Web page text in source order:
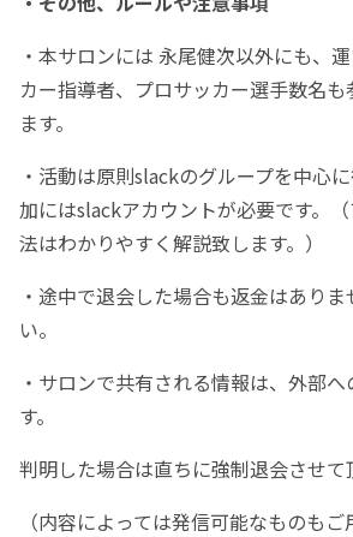
・本サロンには 永尾健次以外にも、
カー指導者、プロサッカー選手数名
ます。
・活動は原則slackのグループを中心
加にはslackアカウントが必要です。
法はわかりやすく解説致します。）
・途中で退会した場合も返金はあり
い。
・サロンで共有される情報は、外部
す。
判明した場合は直ちに強制退会させて
（内容によっては発信可能なものもご